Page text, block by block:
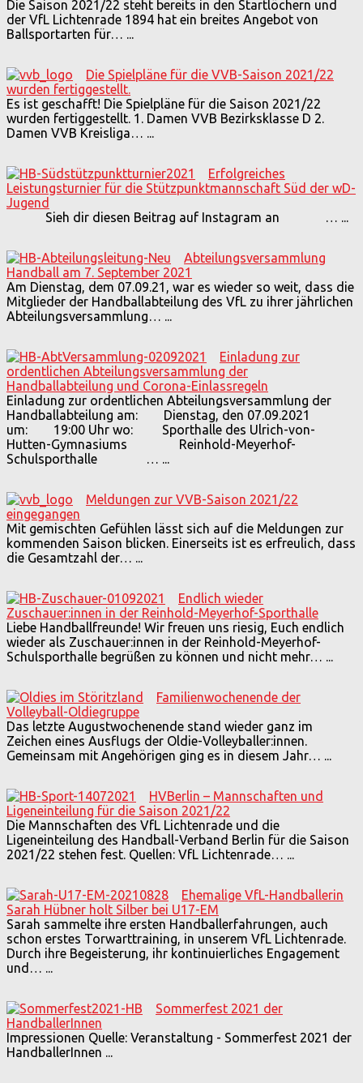
Die Saison 2021/22 steht bereits in den Startlöchern und
der VfL Lichtenrade 1894 hat ein breites Angebot von
Ballsportarten für… ...
Die Spielpläne für die VVB-Saison 2021/22
wurden fertiggestellt.
Es ist geschafft! Die Spielpläne für die Saison 2021/22
wurden fertiggestellt. 1. Damen VVB Bezirksklasse D 2.
Damen VVB Kreisliga… ...
Erfolgreiches
Leistungsturnier für die Stützpunktmannschaft Süd der wD-
Jugend
Sieh dir diesen Beitrag auf Instagram an … ...
Abteilungsversammlung
Handball am 7. September 2021
Am Dienstag, dem 07.09.21, war es wieder so weit, dass die
Mitglieder der Handballabteilung des VfL zu ihrer jährlichen
Abteilungsversammlung… ...
Einladung zur
ordentlichen Abteilungsversammlung der
Handballabteilung und Corona-Einlassregeln
Einladung zur ordentlichen Abteilungsversammlung der
Handballabteilung am: Dienstag, den 07.09.2021
um: 19:00 Uhr wo: Sporthalle des Ulrich-von-
Hutten-Gymnasiums Reinhold-Meyerhof-
Schulsporthalle … ...
Meldungen zur VVB-Saison 2021/22
eingegangen
Mit gemischten Gefühlen lässt sich auf die Meldungen zur
kommenden Saison blicken. Einerseits ist es erfreulich, dass
die Gesamtzahl der… ...
Endlich wieder
Zuschauer:innen in der Reinhold-Meyerhof-Sporthalle
Liebe Handballfreunde! Wir freuen uns riesig, Euch endlich
wieder als Zuschauer:innen in der Reinhold-Meyerhof-
Schulsporthalle begrüßen zu können und nicht mehr… ...
Familienwochenende der
Volleyball-Oldiegruppe
Das letzte Augustwochenende stand wieder ganz im
Zeichen eines Ausflugs der Oldie-Volleyballer:innen.
Gemeinsam mit Angehörigen ging es in diesem Jahr… ...
HVBerlin – Mannschaften und
Ligeneinteilung für die Saison 2021/22
Die Mannschaften des VfL Lichtenrade und die
Ligeneinteilung des Handball-Verband Berlin für die Saison
2021/22 stehen fest. Quellen: VfL Lichtenrade… ...
Ehemalige VfL-Handballerin
Sarah Hübner holt Silber bei U17-EM
Sarah sammelte ihre ersten Handballerfahrungen, auch
schon erstes Torwarttraining, in unserem VfL Lichtenrade.
Durch ihre Begeisterung, ihr kontinuierliches Engagement
und… ...
Sommerfest 2021 der
HandballerInnen
Impressionen Quelle: Veranstaltung - Sommerfest 2021 der
HandballerInnen ...